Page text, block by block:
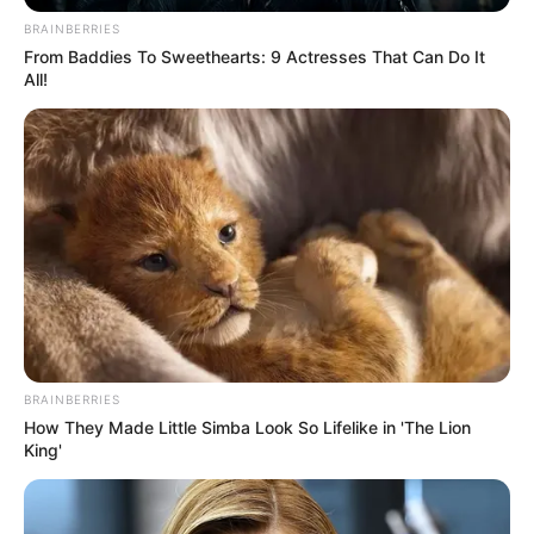
BRAINBERRIES
From Baddies To Sweethearts: 9 Actresses That Can Do It
All!
BRAINBERRIES
How They Made Little Simba Look So Lifelike in 'The Lion
King'